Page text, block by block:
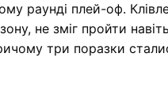
раунді плей-оф.
не зміг пройти
три поразки